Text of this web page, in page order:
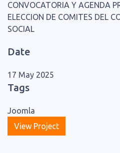
CONVOCATORIA Y AGENDA
ELECCION DE COMITES DEL
SOCIAL
Date
17 May 2025
Tags
Joomla
View Project